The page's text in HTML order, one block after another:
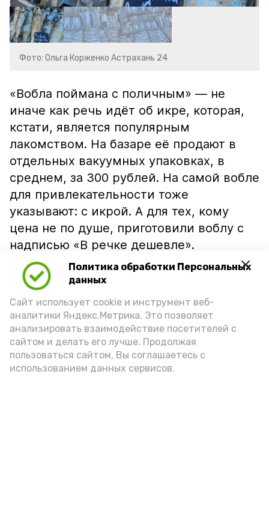
Политика обработки Персональных
данных
Сайт использует cookie и инструмент веб-
аналитики Яндекс.Метрика. Это позволяет
анализировать взаимодействие посетителей с
сайтом и делать его лучше. Продолжая
пользоваться сайтом, Вы соглашаетесь с
использованием данных сервисов.
Фото: Ольга Корженко Астрахань 24
«Вобла поймана с поличным» — не
иначе как речь идёт об икре, которая,
кстати, является популярным
лакомством. На базаре её продают в
отдельных вакуумных упаковках, в
среднем, за 300 рублей. На самой вобле
для привлекательности тоже
указывают: с икрой. А для тех, кому
цена не по душе, приготовили воблу с
надписью «В речке дешевле».